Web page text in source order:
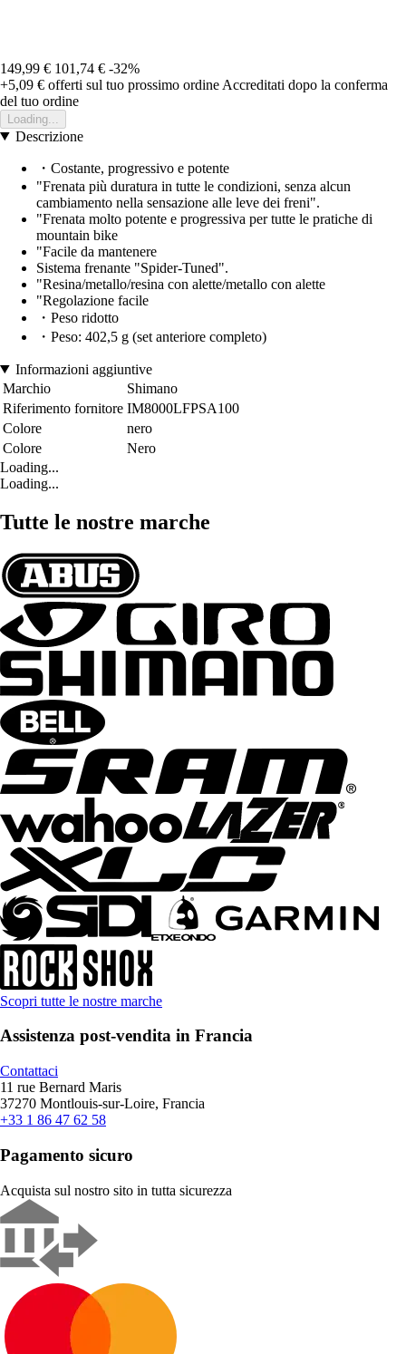
149,99 € 101,74 € -32%
+5,09 € offerti sul tuo prossimo ordine Accreditati dopo la conferma
del tuo ordine
Loading...
Descrizione
・Costante, progressivo e potente
"Frenata più duratura in tutte le condizioni, senza alcun
cambiamento nella sensazione alle leve dei freni".
"Frenata molto potente e progressiva per tutte le pratiche di
mountain bike
"Facile da mantenere
Sistema frenante "Spider-Tuned".
"Resina/metallo/resina con alette/metallo con alette
"Regolazione facile
・Peso ridotto
・Peso: 402,5 g (set anteriore completo)
Informazioni aggiuntive
Marchio
Shimano
Riferimento fornitore IM8000LFPSA100
Colore
nero
Colore
Nero
Loading...
Loading...
Tutte le nostre marche
Scopri tutte le nostre marche
Assistenza post-vendita in Francia
Contattaci
11 rue Bernard Maris
37270 Montlouis-sur-Loire, Francia
+33 1 86 47 62 58
Pagamento sicuro
Acquista sul nostro sito in tutta sicurezza